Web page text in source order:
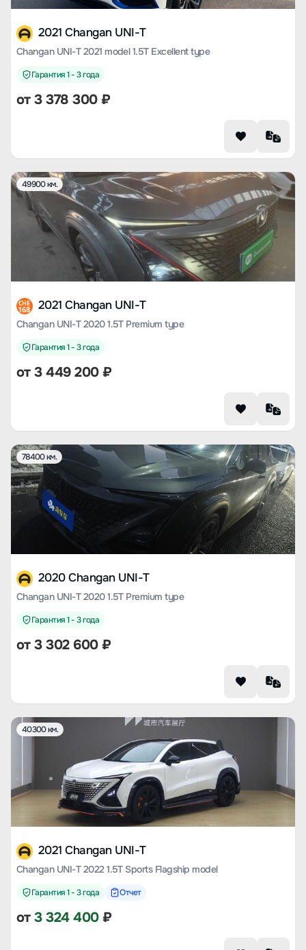
2021 Changan UNI-T
Changan UNI-T 2021 model 1.5T Excellent type
Гарантия 1 - 3 года
от3 378 300₽
49900 км.
CHE
168 2021 Changan UNI-T
Changan UNI-T 2020 1.5T Premium type
Гарантия 1 - 3 года
от3 449 200₽
78400 км.
2020 Changan UNI-T
Changan UNI-T 2020 1.5T Premium type
Гарантия 1 - 3 года
от3 302 600₽
40300 км.
2021 Changan UNI-T
Changan UNI-T 2022 1.5T Sports Flagship model
Гарантия 1 - 3 года Отчет
от3 324 400₽